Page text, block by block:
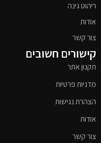
ריהוט גינה
אודות
צור קשר
קישורים חשובים
תקנון אתר
מדניות פרטיות
הצהרת נגישות
אודות
צור קשר